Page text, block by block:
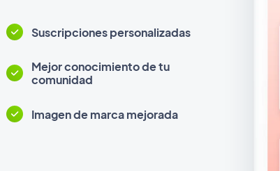
Suscripciones personalizadas
Mejor conocimiento de tu
comunidad
Imagen de marca mejorada